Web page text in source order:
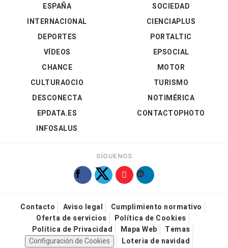
ESPAÑA
INTERNACIONAL
DEPORTES
VÍDEOS
SOCIEDAD
CIENCIAPLUS
PORTALTIC
EPSOCIAL
CHANCE
CULTURAOCIO
DESCONECTA
EPDATA.ES
INFOSALUS
MOTOR
TURISMO
NOTIMÉRICA
CONTACTOPHOTO
SÍGUENOS
Contacto Aviso legal
Cumplimiento normativo
Oferta de servicios
Política de Cookies
Política de Privacidad
Mapa Web
Temas
Configuración de Cookies
Loteria de navidad